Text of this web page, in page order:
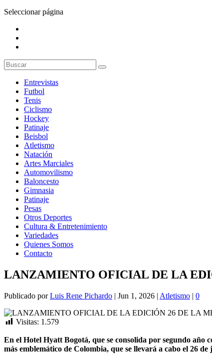
Seleccionar página
Entrevistas
Futbol
Tenis
Ciclismo
Hockey
Patinaje
Beisbol
Atletismo
Natación
Artes Marciales
Automovilismo
Baloncesto
Gimnasia
Patinaje
Pesas
Otros Deportes
Cultura & Entretenimiento
Variedades
Quienes Somos
Contacto
LANZAMIENTO OFICIAL DE LA
Publicado porLuis Rene Pichardo | Jun 1, 2026 | Atletismo | 0
Visitas: 1.579
En el Hotel Hyatt Bogotá, que se consolida por segundo año
más emblemático de Colombia, que se llevará a cabo el 26 de